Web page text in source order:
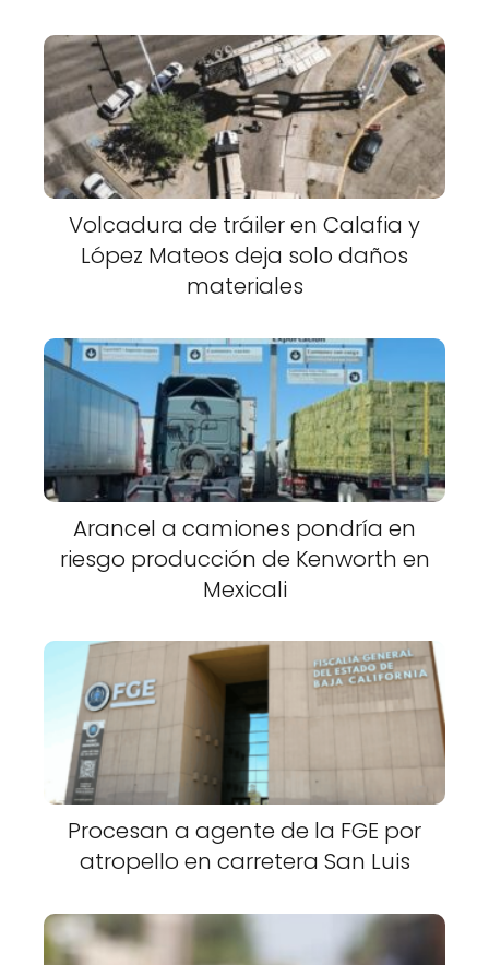
Volcadura de tráiler en Calafia y
López Mateos deja solo daños
materiales
Arancel a camiones pondría en
riesgo producción de Kenworth en
Mexicali
Procesan a agente de la FGE por
atropello en carretera San Luis